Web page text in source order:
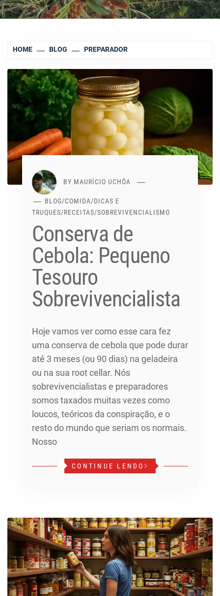
HOME BLOG PREPARADOR
BY MAURÍCIO UCHÔA
BLOG/COMIDA/DICAS E
TRUQUES/RECEITAS/SOBREVIVENCIALISMO
Conserva de
Cebola: Pequeno
Tesouro
Sobrevivencialista
Hoje vamos ver como esse cara fez
uma conserva de cebola que pode durar
até 3 meses (ou 90 dias) na geladeira
ou na sua root cellar. Nós
sobrevivencialistas e preparadores
somos taxados muitas vezes como
loucos, teóricos da conspiração, e o
resto do mundo que seriam os normais.
Nosso
CONTINUE LENDO